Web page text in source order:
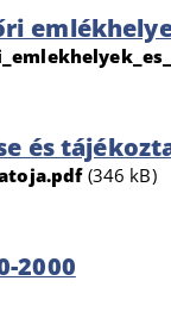
és
(346 kB)
2000